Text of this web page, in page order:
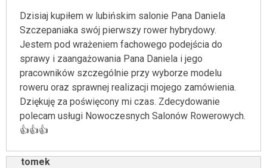
Dzisiaj kupiłem w lubińskim salonie Pana Daniela
Szczepaniaka swój pierwszy rower hybrydowy.
Jestem pod wrażeniem fachowego podejścia do
sprawy i zaangażowania Pana Daniela i jego
pracowników szczególnie przy wyborze modelu
roweru oraz sprawnej realizacji mojego zamówienia.
Dziękuję za poświęcony mi czas. Zdecydowanie
polecam usługi Nowoczesnych Salonów Rowerowych.
👍👍👍
tomek